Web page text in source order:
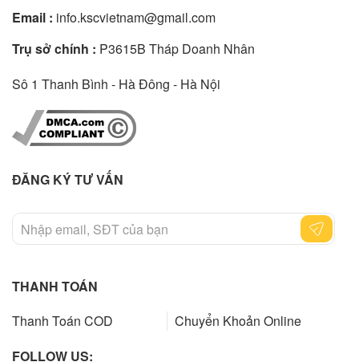
Email : info.kscvietnam@gmail.com
Trụ sở chính : P3615B Tháp Doanh Nhân
Sô 1 Thanh Bình - Hà Đông - Hà Nội
ĐĂNG KÝ TƯ VẤN
THANH TOÁN
Thanh Toán COD
Chuyển Khoản Online
FOLLOW US: